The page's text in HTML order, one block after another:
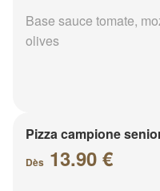
Base sauce tomate,
olives
Pizza campione
Dès 13.90 €